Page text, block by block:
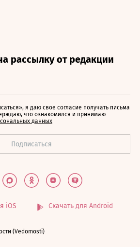
я даю свое согласие получать письма
что ознакомился и принимаю
данных
iOS Скачать для Android
(Vedomosti)